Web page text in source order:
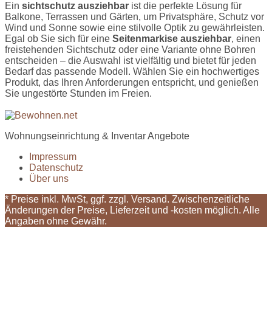
Ein sichtschutz ausziehbar ist die perfekte Lösung für
Balkone, Terrassen und Gärten, um Privatsphäre, Schutz vor
Wind und Sonne sowie eine stilvolle Optik zu gewährleisten.
Egal ob Sie sich für eine Seitenmarkise ausziehbar, einen
freistehenden Sichtschutz oder eine Variante ohne Bohren
entscheiden – die Auswahl ist vielfältig und bietet für jeden
Bedarf das passende Modell. Wählen Sie ein hochwertiges
Produkt, das Ihren Anforderungen entspricht, und genießen
Sie ungestörte Stunden im Freien.
Wohnungseinrichtung & Inventar Angebote
Impressum
Datenschutz
Über uns
* Preise inkl. MwSt, ggf. zzgl. Versand. Zwischenzeitliche
Änderungen der Preise, Lieferzeit und -kosten möglich. Alle
Angaben ohne Gewähr.